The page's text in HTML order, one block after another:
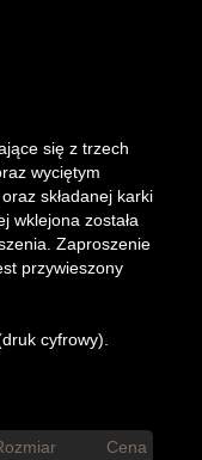
się z trzech
wyciętym
składanej karki
wklejona została
Zaproszenie
przywieszony
cyfrowy).
Cena